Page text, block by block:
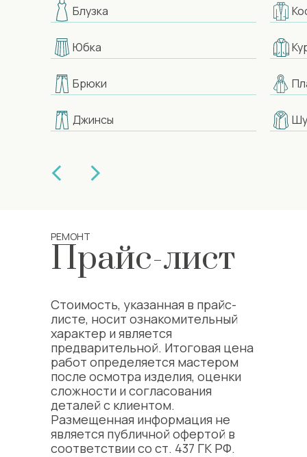
Джинсы
Брюки
Юбка
Блузка
РЕМОНТ
Прайс-лист
Стоимость, указанная в прайс-
листе, носит ознакомительный
характер и является
предварительной. Итоговая цена
работ определяется мастером
после осмотра изделия, оценки
сложности и согласования
деталей с клиентом.
Размещенная информация не
является публичной офертой в
соответствии со ст. 437 ГК РФ.